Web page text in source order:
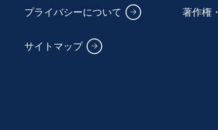
プライバシーについて 著作権
サイトマップ